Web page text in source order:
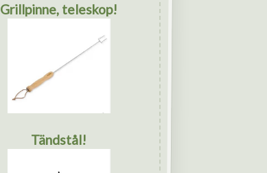
Grillpinne, teleskop!
Tändstål!